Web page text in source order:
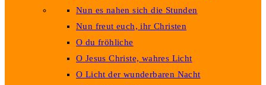
Nun es nahen sich die Stunden
Nun freut euch, ihr Christen
O du fröhliche
O Jesus Christe, wahres Licht
O Licht der wunderbaren Nacht